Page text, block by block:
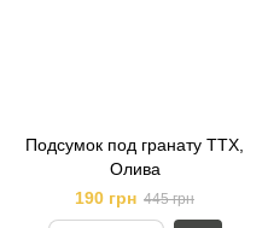
Подсумок под гранату ТТХ,
Олива
190 грн 445 грн